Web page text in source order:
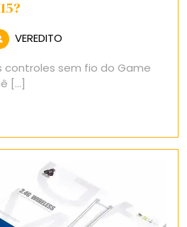
VEREDITO
controles sem fio do Game
[...]